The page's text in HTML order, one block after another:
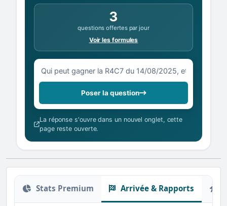
3
questions offertes par jour
Voir les formules
Votre question sur la R4C7 du 14/08/2025
Poser la question
La réponse s'ouvre dans un nouvel onglet, cette
page reste ouverte.
Stats Premium Arrivée & Rapports